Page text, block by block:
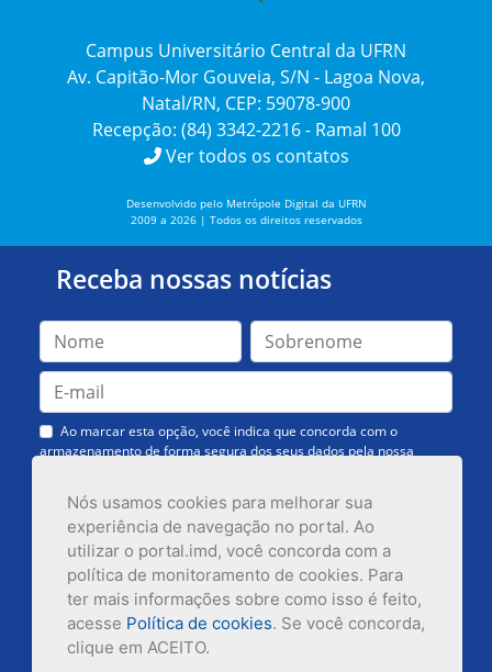
Nós usamos cookies para melhorar sua
experiência de navegação no portal. Ao
utilizar o portal.imd, você concorda com a
política de monitoramento de cookies. Para
ter mais informações sobre como isso é feito,
acesse Política de cookies. Se você concorda,
clique em ACEITO.
Campus Universitário Central da UFRN
Av. Capitão-Mor Gouveia, S/N - Lagoa Nova,
Natal/RN, CEP: 59078-900
Recepção: (84) 3342-2216 - Ramal 100
Ver todos os contatos
Desenvolvido pelo Metrópole Digital da UFRN
2009 a 2026 | Todos os direitos reservados
Receba nossas notícias
Ao marcar esta opção, você indica que concorda com o
armazenamento de forma segura dos seus dados pela nossa
Inscrever-se